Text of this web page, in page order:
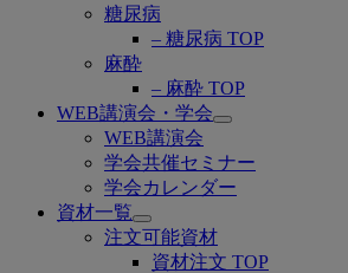
糖尿病
– 糖尿病 TOP
麻酔
– 麻酔 TOP
WEB講演会・学会
Open
WEB講演会
学会共催セミナー
学会カレンダー
資材一覧
Open
submenu
注文可能資材
資材注文 TOP